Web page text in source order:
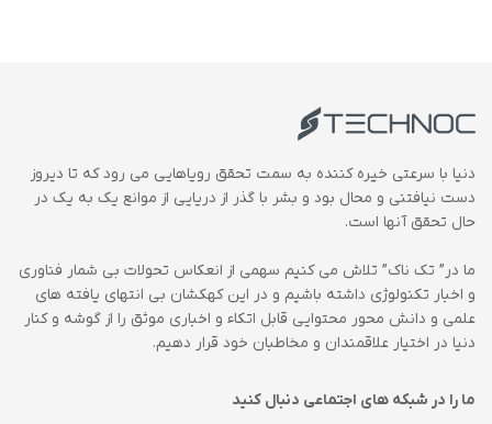
دنیا با سرعتی خیره کننده به سمت تحقق رویاهایی می رود که تا دیروز
دست نیافتنی و محال بود و بشر با گذر از دریایی از موانع یک به یک در
حال تحقق آنها است.
ما در” تک ناک” تلاش می کنیم سهمی از انعکاس تحولات بی شمار فناوری
و اخبار تکنولوژی داشته باشیم و در این کهکشان بی انتهای یافته های
علمی و دانش محور محتوایی قابل اتکاء و اخباری موثق را از گوشه و کنار
دنیا در اختیار علاقمندان و مخاطبان خود قرار دهیم.
ما را در شبکه های اجتماعی دنبال کنید